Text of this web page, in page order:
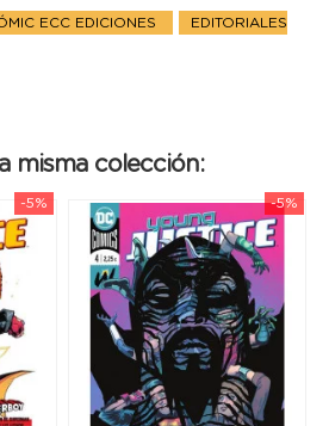
ECC EDICIONES EDITORIALES
misma colección:
-5% -5%